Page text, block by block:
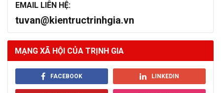
EMAIL LIÊN HỆ:
tuvan@kientructrinhgia.vn
MẠNG XÃ HỘI CỦA TRỊNH GIA
FACEBOOK LINKEDIN